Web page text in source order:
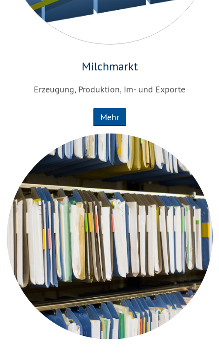
Milchmarkt
Erzeugung, Produktion, Im- und Exporte
Mehr